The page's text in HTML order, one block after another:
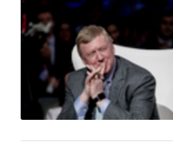
Рекомендуем
Психотерапевт
«Директорский
когда человек не
свою сверхнагрузку